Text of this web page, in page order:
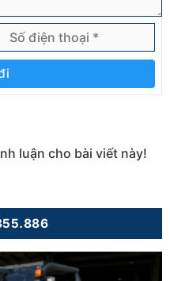
luận cho bài viết này!